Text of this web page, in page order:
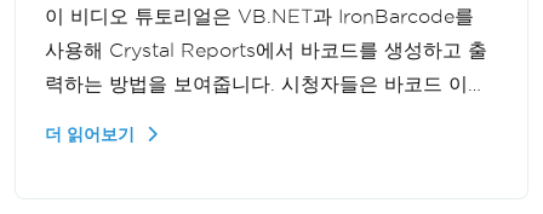
이 비디오 튜토리얼은 VB.NET과 IronBarcode를
사용해 Crystal Reports에서 바코드를 생성하고 출
력하는 방법을 보여줍니다. 시청자들은 바코드 이미
더 읽어보기